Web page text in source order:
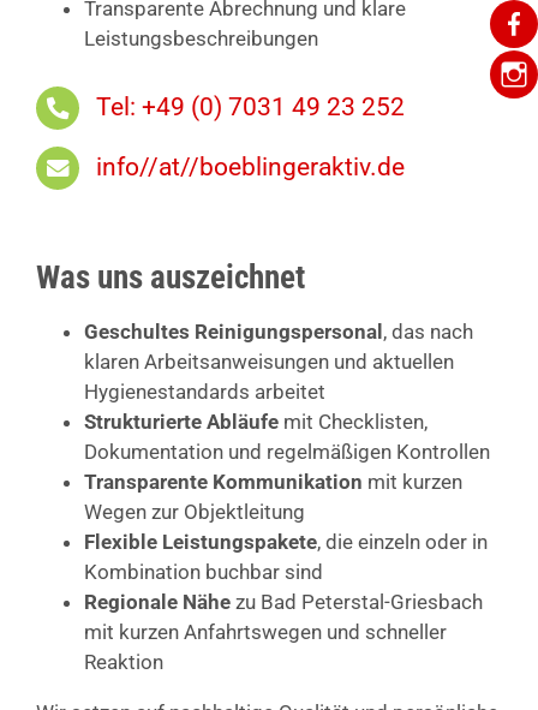
Transparente Abrechnung und klare
Leistungsbeschreibungen
Tel: +49 (0) 7031 49 23 252
info//at//boeblingeraktiv.de
Was uns auszeichnet
Geschultes Reinigungspersonal , das nach
klaren Arbeitsanweisungen und aktuellen
Hygienestandards arbeitet
Strukturierte Abläufemit Checklisten,
Dokumentation und regelmäßigen Kontrollen
Transparente Kommunikation mit kurzen
Wegen zur Objektleitung
Flexible Leistungspakete, die einzeln oder in
Kombination buchbar sind
Regionale Nähezu Bad Peterstal-Griesbach
mit kurzen Anfahrtswegen und schneller
Reaktion